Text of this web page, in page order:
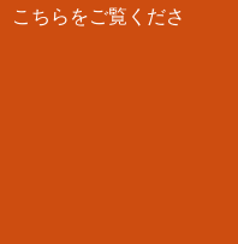
こちらをご覧くださ